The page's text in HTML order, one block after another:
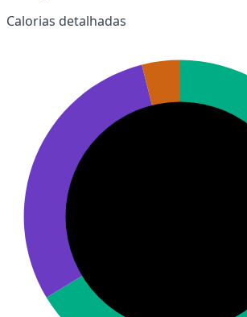
Calorias detalhadas